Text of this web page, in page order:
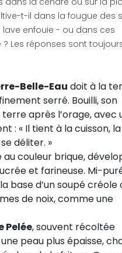
t-il dans la fougue des
enfouie - ou dans ces
Les réponses sont
Belle-Eau doit à la
serré. Bouilli, son
après l’orage, avec
: « Il tient à la cuisson, la
déliter. »
au couleur brique,
et farineuse. Mi-
base d’un soupé créole
de noix, comme une
Pelée, souvent récoltée
peau plus épaisse,